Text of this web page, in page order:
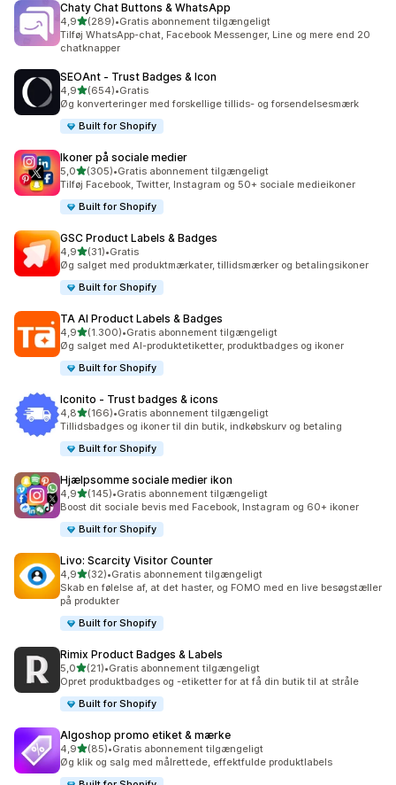
Chaty Chat Buttons & WhatsApp
4,9ud af 5 stjerner
(289)
289 anmeldelser i alt
•Gratis abonnement tilgængeligt
Tilføj WhatsApp-chat, Facebook Messenger, Line og mere end 20
chatknapper
SEOAnt ‑ Trust Badges & Icon
4,9ud af 5 stjerner
(654)
654 anmeldelser i alt
•Gratis
Øg konverteringer med forskellige tillids- og forsendelsesmærk
Built for Shopify
Ikoner på sociale medier
5,0ud af 5 stjerner
(305)
305 anmeldelser i alt
•Gratis abonnement tilgængeligt
Tilføj Facebook, Twitter, Instagram og 50+ sociale medieikoner
Built for Shopify
GSC Product Labels & Badges
4,9ud af 5 stjerner
(31)
31 anmeldelser i alt
•Gratis
Øg salget med produktmærkater, tillidsmærker og betalingsikoner
Built for Shopify
TA AI Product Labels & Badges
4,9ud af 5 stjerner
(1.300)
1300 anmeldelser i alt
•Gratis abonnement tilgængeligt
Øg salget med AI-produktetiketter, produktbadges og ikoner
Built for Shopify
Iconito ‑ Trust badges & icons
4,8ud af 5 stjerner
(166)
166 anmeldelser i alt
•Gratis abonnement tilgængeligt
Tillidsbadges og ikoner til din butik, indkøbskurv og betaling
Built for Shopify
Hjælpsomme sociale medier ikon
4,9ud af 5 stjerner
(145)
145 anmeldelser i alt
•Gratis abonnement tilgængeligt
Boost dit sociale bevis med Facebook, Instagram og 60+ ikoner
Built for Shopify
Livo: Scarcity Visitor Counter
4,9ud af 5 stjerner
(32)
32 anmeldelser i alt
•Gratis abonnement tilgængeligt
Skab en følelse af, at det haster, og FOMO med en live besøgstæller
på produkter
Built for Shopify
Rimix Product Badges & Labels
5,0ud af 5 stjerner
(21)
21 anmeldelser i alt
•Gratis abonnement tilgængeligt
Opret produktbadges og -etiketter for at få din butik til at stråle
Built for Shopify
Algoshop promo etiket & mærke
4,9ud af 5 stjerner
(85)
85 anmeldelser i alt
•Gratis abonnement tilgængeligt
Øg klik og salg med målrettede, effektfulde produktlabels